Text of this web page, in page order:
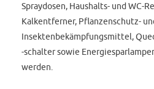
Spraydosen, Haushalts- und WC-
Kalkentferner, Pflanzenschutz-
Insektenbekämpfungsmittel,
-schalter sowie
werden.